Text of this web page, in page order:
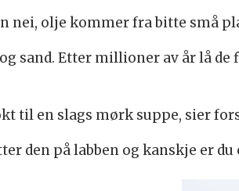
nei, olje kommer fra bitte små
sand. Etter millioner av år lå
til en slags mørk suppe, sier
den på labben og kanskje er